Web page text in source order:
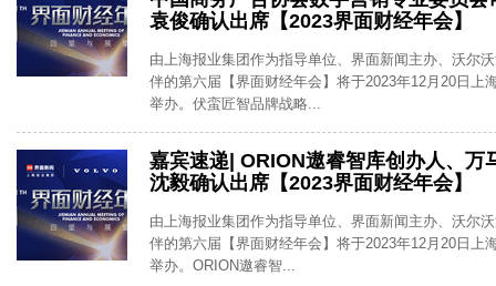
袁俊确认出席【2023界面财经年会】
由上海报业集团作为指导单位、界面新闻主办、沃尔
伴的第六届【界面财经年会】将于2023年12月20日上
举办。伏蛮匠智品牌战略...
嘉宾速递| ORION遨睿智库创办人、万
沈毅确认出席【2023界面财经年会】
由上海报业集团作为指导单位、界面新闻主办、沃尔
伴的第六届【界面财经年会】将于2023年12月20日上
举办。ORION遨睿智...